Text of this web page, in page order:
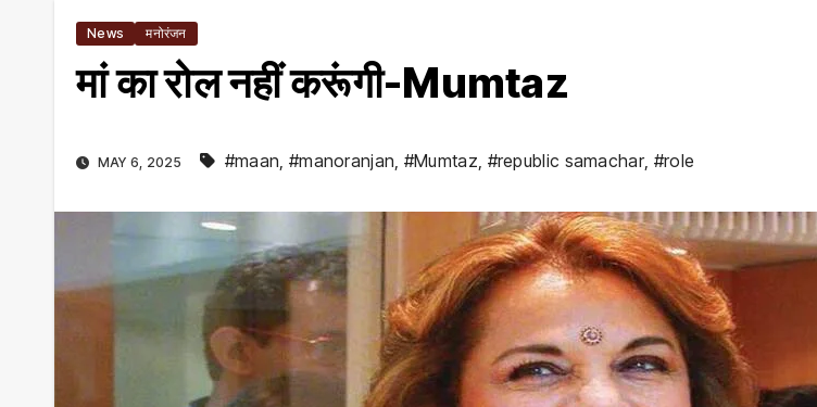
News मनोरंजन
मां का रोल नहीं करूंगी-Mumtaz
MAY 6, 2025 #maan, #manoranjan, #Mumtaz, #republic samachar, #role